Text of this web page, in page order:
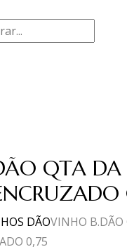
QTA DA
DÃOVINHO B.DÃO
0,75